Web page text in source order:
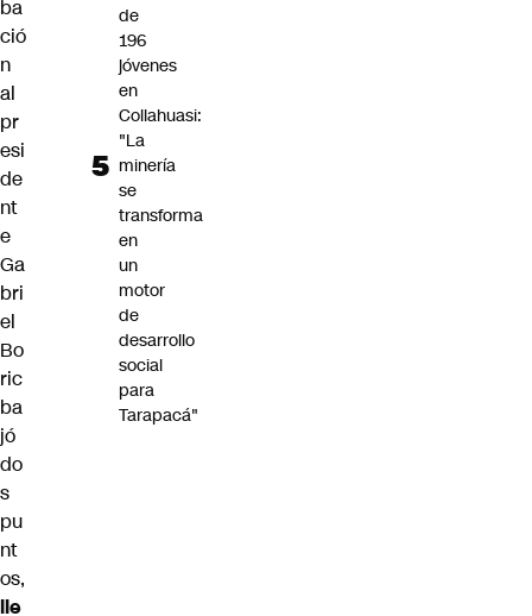
ba
ció
n
al
pr
esi
de
nt
e
Ga
bri
el
Bo
ric
ba
jó
do
s
pu
nt
os,
lle
de
196
jóvenes
en
Collahuasi:
"La
minería
se
transforma
en
un
motor
de
desarrollo
social
para
Tarapacá"